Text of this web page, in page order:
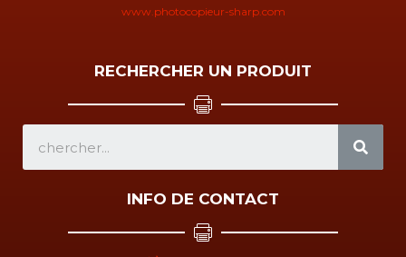
www.photocopieur-sharp.com
RECHERCHER UN PRODUIT
INFO DE CONTACT